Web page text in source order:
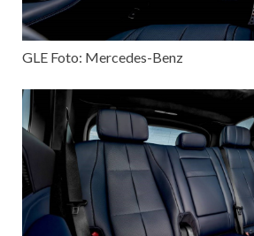
GLE Foto: Mercedes-Benz